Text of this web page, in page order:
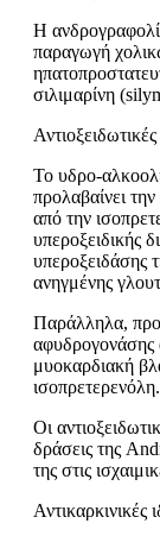
Η
παραγωγή
σιλιμαρίνη
Το υδρο-
προλαβαίνει
από την
υπεροξειδικής
υπεροξειδάσης
ανηγμένης
Παράλληλα,
αφυδρογονάσης
μυοκαρδιακή
ισοπρετερενόλη.
Οι
δράσεις της
της στις
Αντικαρκινικές